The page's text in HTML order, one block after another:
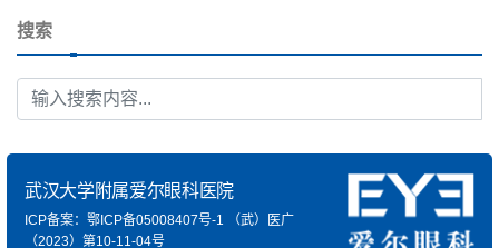
搜索
武汉大学附属爱尔眼科医院
ICP备案：鄂ICP备05008407号-1 （武）医广
（2023）第10-11-04号